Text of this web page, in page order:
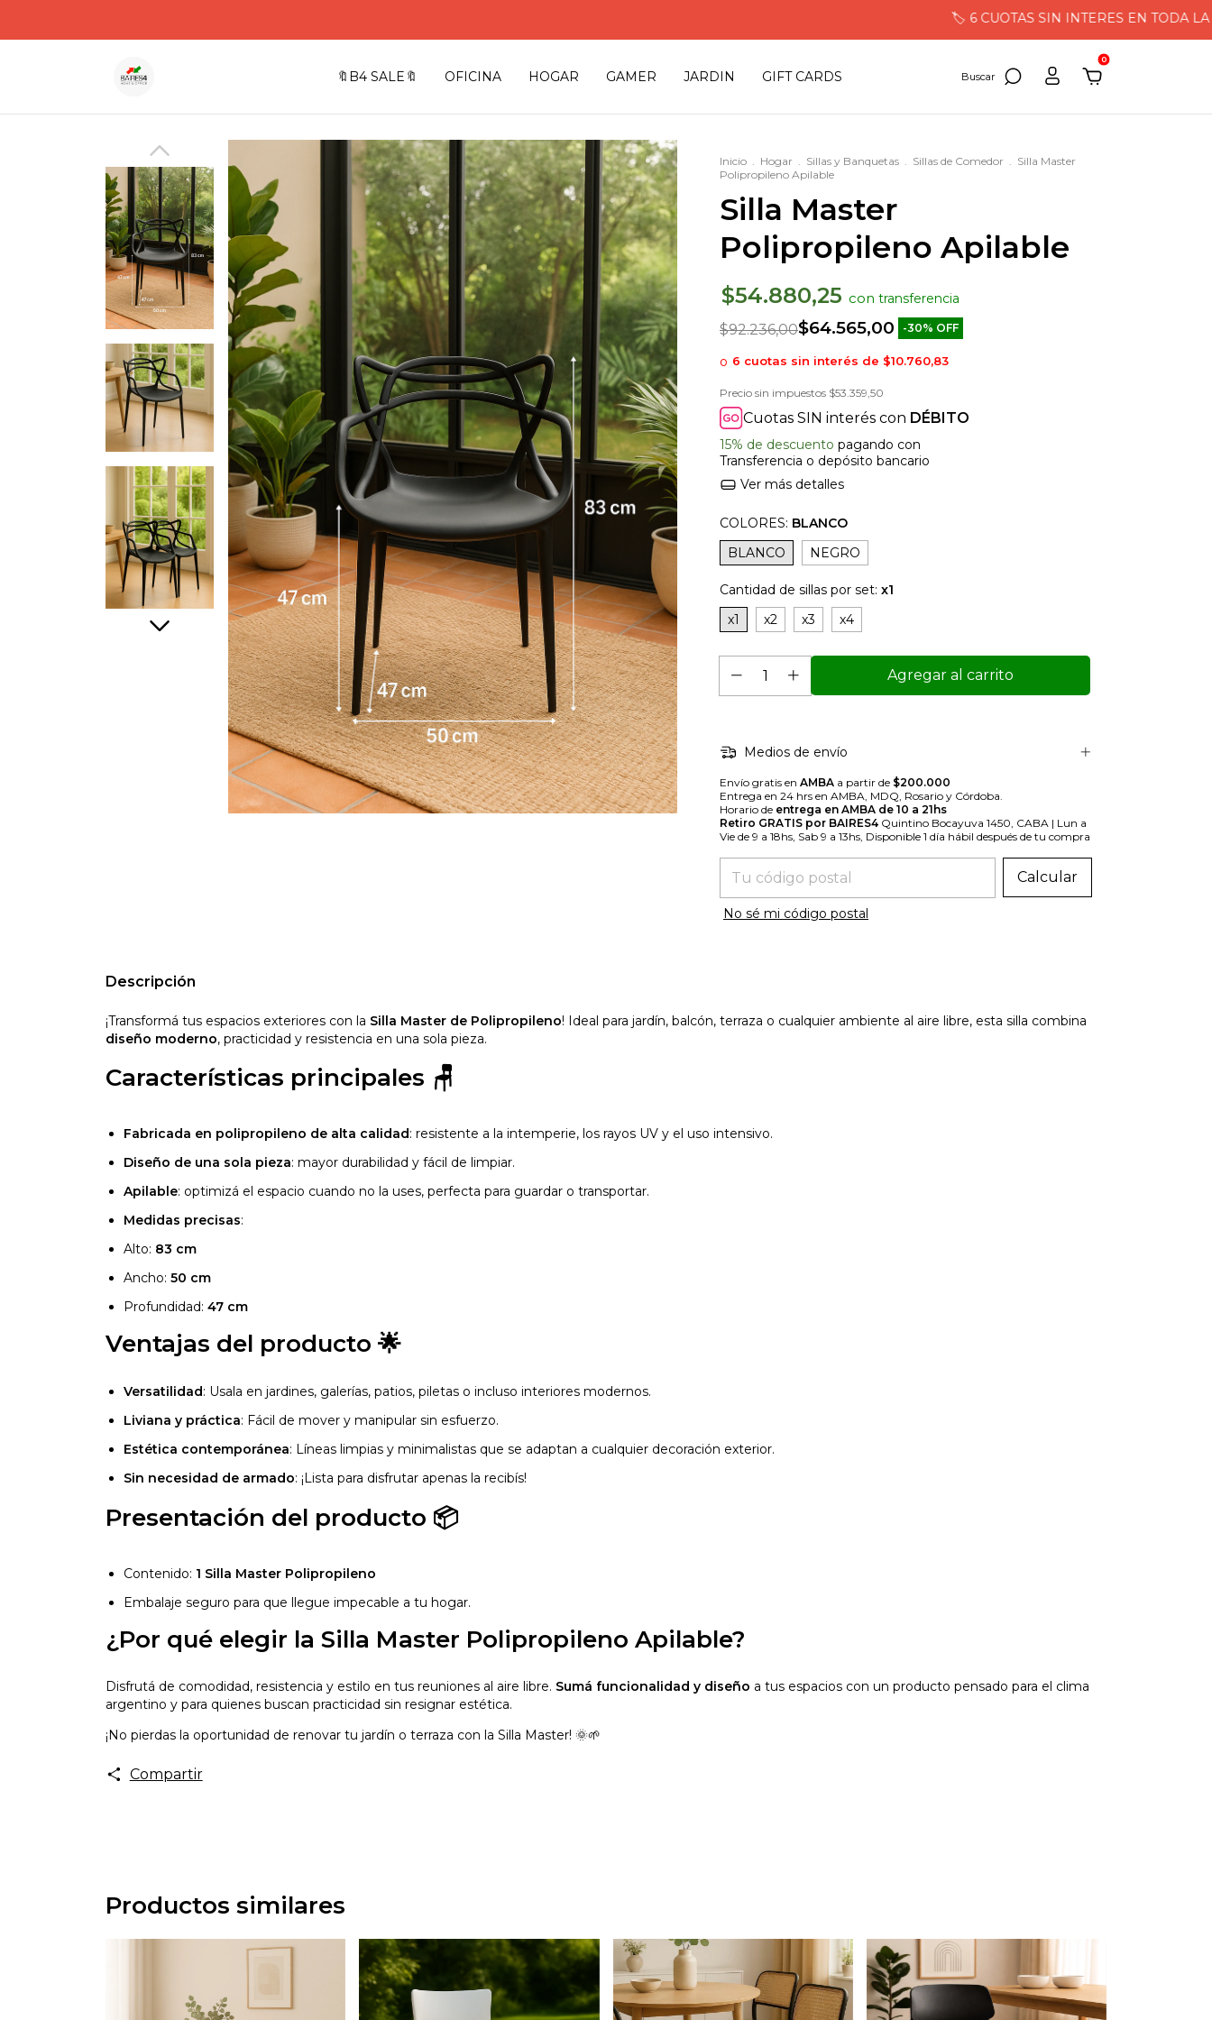
🏷️ 6 CUOTAS SIN INTERES EN TODA LA
🔖B4 SALE🔖 OFICINA HOGAR GAMER JARDIN GIFT CARDS
0
Inicio . Hogar . Sillas y Banquetas . Sillas de Comedor . Silla Master
Polipropileno Apilable
Silla Master
Polipropileno Apilable
$54.880,25 con
$92.236,00$64.565,00 -30% OFF
Cuotas SIN interés con DÉBITO
Precio sin impuestos $53.359,50
6 cuotas sin interés de $10.760,83
15% de descuento pagando con
Transferencia o depósito bancario
Ver más detalles
COLORES: BLANCO
BLANCO
NEGRO
Cantidad de sillas por set: x1
x1
x2 x3 x4
Medios de envío
Envío gratis en AMBA a partir de $200.000
Entrega en 24 hrs en AMBA, MDQ, Rosario y Córdoba.
Horario de entrega en AMBA de 10 a 21hs
Retiro GRATIS por BAIRES4 Quintino Bocayuva 1450, CABA | Lun a
Vie de 9 a 18hs, Sab 9 a 13hs, Disponible 1 día hábil después de tu compra
Entregas para el CP:
Calcular
No sé mi código postal
Descripción
¡Transformá tus espacios exteriores con la Silla Master de Polipropileno! Ideal para jardín, balcón, terraza o cualquier ambiente al aire libre, esta silla combina
diseño moderno, practicidad y resistencia en una sola pieza.
Características principales 🪑
Fabricada en polipropileno de alta calidad: resistente a la intemperie, los rayos UV y el uso intensivo.
Diseño de una sola pieza: mayor durabilidad y fácil de limpiar.
Apilable: optimizá el espacio cuando no la uses, perfecta para guardar o transportar.
Medidas precisas:
Alto: 83 cm
Ancho: 50 cm
Profundidad: 47 cm
Ventajas del producto 🌟
Versatilidad: Usala en jardines, galerías, patios, piletas o incluso interiores modernos.
Liviana y práctica: Fácil de mover y manipular sin esfuerzo.
Estética contemporánea: Líneas limpias y minimalistas que se adaptan a cualquier decoración exterior.
Sin necesidad de armado: ¡Lista para disfrutar apenas la recibís!
Presentación del producto 📦
Contenido: 1 Silla Master Polipropileno
Embalaje seguro para que llegue impecable a tu hogar.
¿Por qué elegir la Silla Master Polipropileno Apilable?
Disfrutá de comodidad, resistencia y estilo en tus reuniones al aire libre. Sumá funcionalidad y diseño a tus espacios con un producto pensado para el clima
argentino y para quienes buscan practicidad sin resignar estética.
¡No pierdas la oportunidad de renovar tu jardín o terraza con la Silla Master! 🌞🌱
Compartir
Productos similares